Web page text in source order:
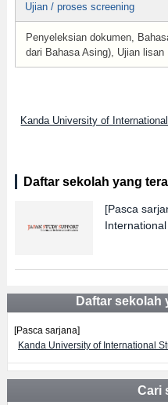
Ujian / proses screening
Penyeleksian dokumen,
dari Bahasa Asing), Ujian lisan
Kanda University of
Daftar sekolah yang
[Pasca
Daftar sekolah
[Pasca sarjana]
Kanda University of International
Cari